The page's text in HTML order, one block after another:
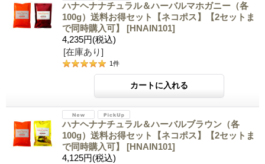
ハナヘナナチュラル＆ハーバルマホガニー（各
100g）送料お得セット【ネコポス】【2セットま
で同時購入可】 [HNAIN101]
4,235円(税込)
[在庫あり]
1 件
ハナヘナナチュラル＆ハーバルブラウン（各
100g）送料お得セット【ネコポス】【2セットま
で同時購入可】 [HNAIN101]
4,125円(税込)